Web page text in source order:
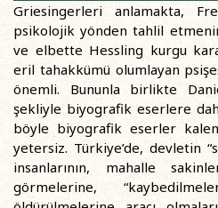
Griesingerleri anlamakta,
psikolojik yönden tahlil
ve elbette Hessling kurgu
eril tahakkümü olumlayan
önemli. Bununla birlikte
şekliyle biyografik eserlere
böyle biyografik eserler
yetersiz. Türkiye’de, devletin
insanlarının, mahalle
görmelerine,